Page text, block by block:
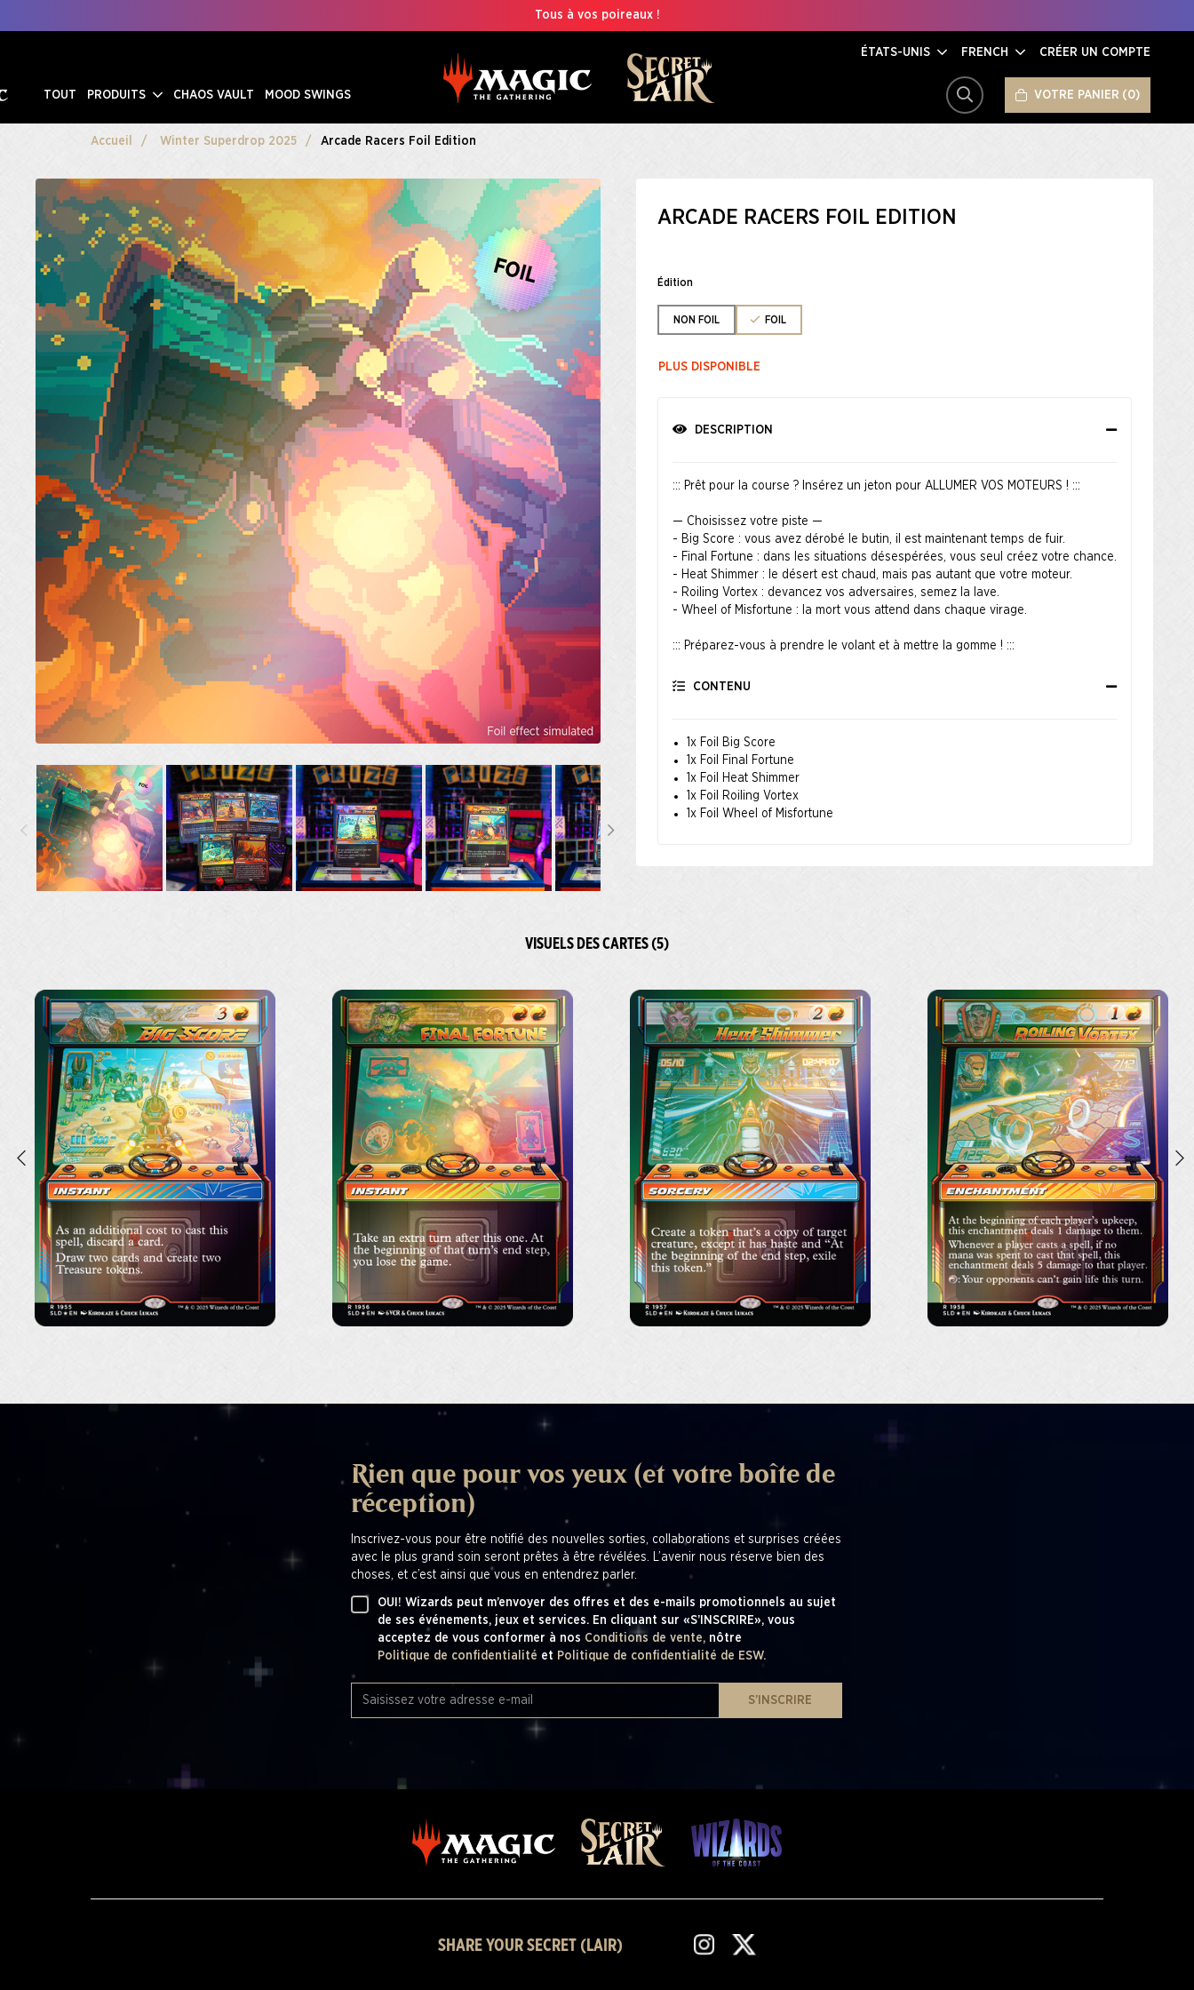
Tous à vos poireaux !
ÉTATS-UNIS FRENCH CRÉER UN COMPTE
TOUT PRODUITS CHAOS VAULT MOOD SWINGS RECHERCHER VOTRE PANIER 0
Accueil Winter Superdrop 2025 Arcade Racers Foil Edition
ARCADE RACERS FOIL EDITION
Édition
NON FOIL FOIL
PLUS DISPONIBLE
DESCRIPTION
::: Prêt pour la course ? Insérez un jeton pour ALLUMER VOS MOTEURS ! :::
— Choisissez votre piste —
- Big Score : vous avez dérobé le butin, il est maintenant temps de fuir.
- Final Fortune : dans les situations désespérées, vous seul créez votre chance.
- Heat Shimmer : le désert est chaud, mais pas autant que votre moteur.
- Roiling Vortex : devancez vos adversaires, semez la lave.
- Wheel of Misfortune : la mort vous attend dans chaque virage.
::: Préparez-vous à prendre le volant et à mettre la gomme ! :::
3 … 2 … 1 … PARTEZ !
CONTENU
1x Foil Big Score
1x Foil Final Fortune
1x Foil Heat Shimmer
1x Foil Roiling Vortex
1x Foil Wheel of Misfortune
VISUELS DES CARTES (5)
Rien que pour vos yeux (et votre boîte de
réception)
Inscrivez-vous pour être notifié des nouvelles sorties, collaborations et surprises créées
avec le plus grand soin seront prêtes à être révélées. L’avenir nous réserve bien des
choses, et c’est ainsi que vous en entendrez parler.
OUI! Wizards peut m’envoyer des offres et des e-mails promotionnels au sujet
de ses événements, jeux et services. En cliquant sur «S’INSCRIRE», vous
acceptez de vous conformer à nos Conditions de vente, nôtre
Politique de confidentialité et Politique de confidentialité de ESW.
S’INSCRIRE
SHARE YOUR SECRET (LAIR)